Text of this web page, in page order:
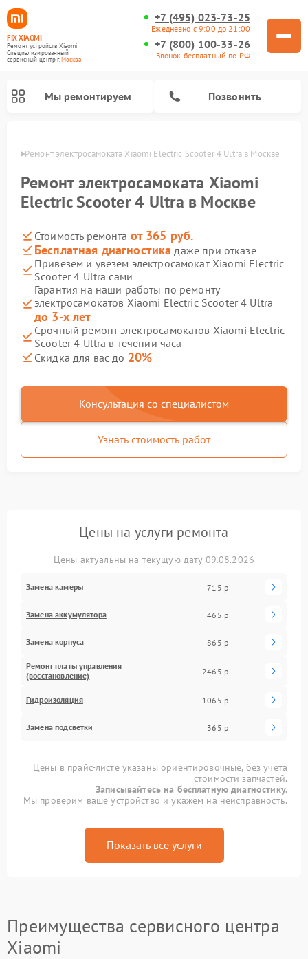
FIX-XIAOMI
Ремонт устройств Xiaomi
Специализированный
cервисный центр г.Москва
+7 (495) 023-73-25
Ежедневно с 9:00 до 21:00
+7 (800) 100-33-26
Звонок бесплатный по РФ
Мы ремонтируем Позвонить
Ремонт электросамоката Xiaomi Electric Scooter 4 Ultra в Москве
Ремонт электросамоката Xiaomi
Electric Scooter 4 Ultra в Москве
Стоимость ремонта от 365 руб.
Бесплатная диагностика даже при отказе
Привезем и увезем электросамокат Xiaomi Electric
Scooter 4 Ultra сами
Гарантия на наши работы по ремонту
электросамокатов Xiaomi Electric Scooter 4 Ultra
до 3-х лет
Срочный ремонт электросамокатов Xiaomi Electric
Scooter 4 Ultra в течении часа
Скидка для вас до 20%
Консультация со специалистом
Узнать стоимость работ
Цены на услуги ремонта
Цены актуальны на текущую дату 09.08.2026
Замена камеры 715 р
Замена аккумулятора 465 р
Замена корпуса 865 р
Ремонт платы управления
(восстановление)
2465 р
Гидроизоляция 1065 р
Замена подсветки 365 р
Цены в прайс-листе указаны ориентировочные, без учета
стоимости запчастей.
Записывайтесь на бесплатную диагностику.
Мы проверим ваше устройство и укажем на неисправность.
Показать все услуги
Преимущества сервисного центра
Xiaomi